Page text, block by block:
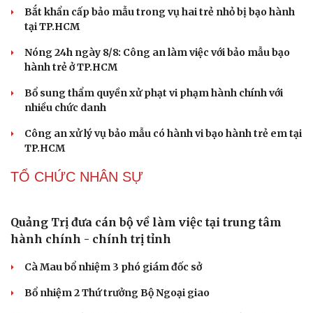
Vì sao các hãng từ bỏ pin tháo rời trên điện thoại?
Microsoft tăng tốc đầu tư hạ tầng AI tại Ấn Độ
Trung Quốc đưa vào hoạt động cơ sở điện toán AI lớn
nhất thế giới
Meta bị buộc bồi thường 567 triệu USD vì gây hại cho trẻ
em
ChatGPT miễn phí được “cởi trói”, OpenAI thêm loạt
PHÁP LUẬT
Khởi tố vụ án buôn bán hàng nghìn sản phẩm giả
mạo thương hiệu